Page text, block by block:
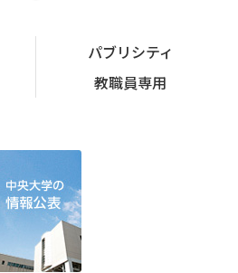
パブリシティ
教職員専用